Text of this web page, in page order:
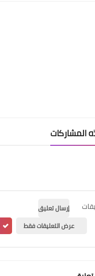
المشاركات
إرسال تعليق
عرض التعليقات فقط